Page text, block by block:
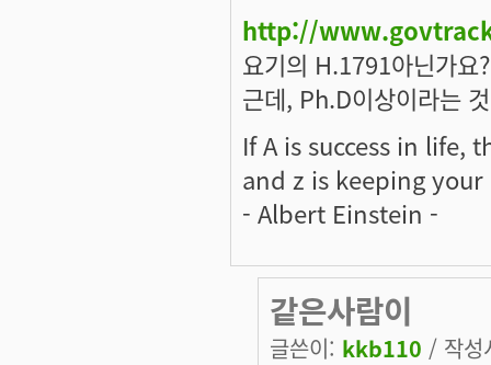
http://
요기의 H.1791아닌가요
근데, Ph.D이상이라는
If A is success in life,
and z is keeping
- Albert Einstein -
같은사람이
글쓴이: kkb110 / 작